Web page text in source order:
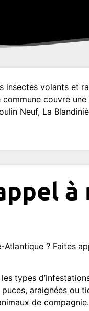
insectes volants et
couvre
Neuf, La
à
Atlantique ? Faites
types
araignées
de compagnie.